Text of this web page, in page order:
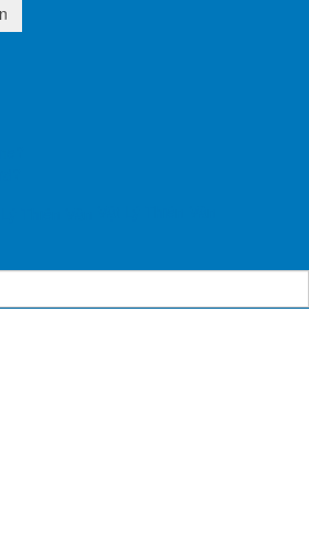
12: Mưa sao băng Song Tử (Geminids)
tâm
Masthead